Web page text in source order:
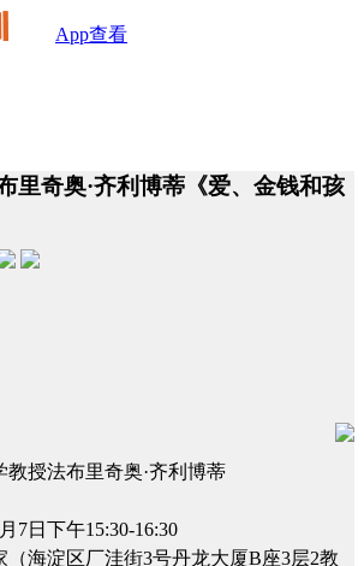
App查看
里奇奥·齐利博蒂《爱、金钱和孩
授法布里奇奥·齐利博蒂
7日下午15:30-16:30
海淀区厂洼街3号丹龙大厦B座3层2教